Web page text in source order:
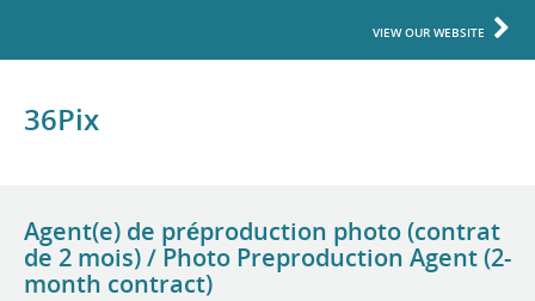
VIEW OUR WEBSITE
36Pix
Agent(e) de préproduction photo (contrat
de 2 mois) / Photo Preproduction Agent (2-
month contract)